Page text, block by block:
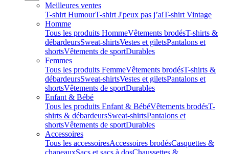
Meilleures ventes
T-shirt HumourT-shirt J'peux pas j’aiT-shirt Vintage
Homme
Tous les produits HommeVêtements brodésT-shirts &
débardeursSweat-shirtsVestes et giletsPantalons et
shortsVêtements de sportDurables
Femmes
Tous les produits FemmeVêtements brodésT-shirts &
débardeursSweat-shirtsVestes et giletsPantalons et
shortsVêtements de sportDurables
Enfant & Bébé
Tous les produits Enfant & BébéVêtements brodésT-
shirts & débardeursSweat-shirtsPantalons et
shortsVêtements de sportDurables
Accessoires
Tous les accessoiresAccessoires brodésCasquettes &
chapeauxSacs et sacs à dosChaussettes &